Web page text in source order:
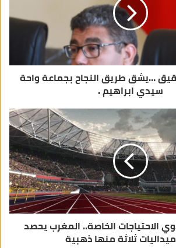
…يشق طريق النجاح بجماعة واحة
سيدي ابراهيم .
الاحتياجات الخاصة.. المغرب يحصد
ثلاثة منها ذهبية